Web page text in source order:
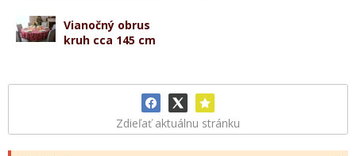
Vianočný obrus
kruh cca 145 cm
Zdieľať aktuálnu stránku